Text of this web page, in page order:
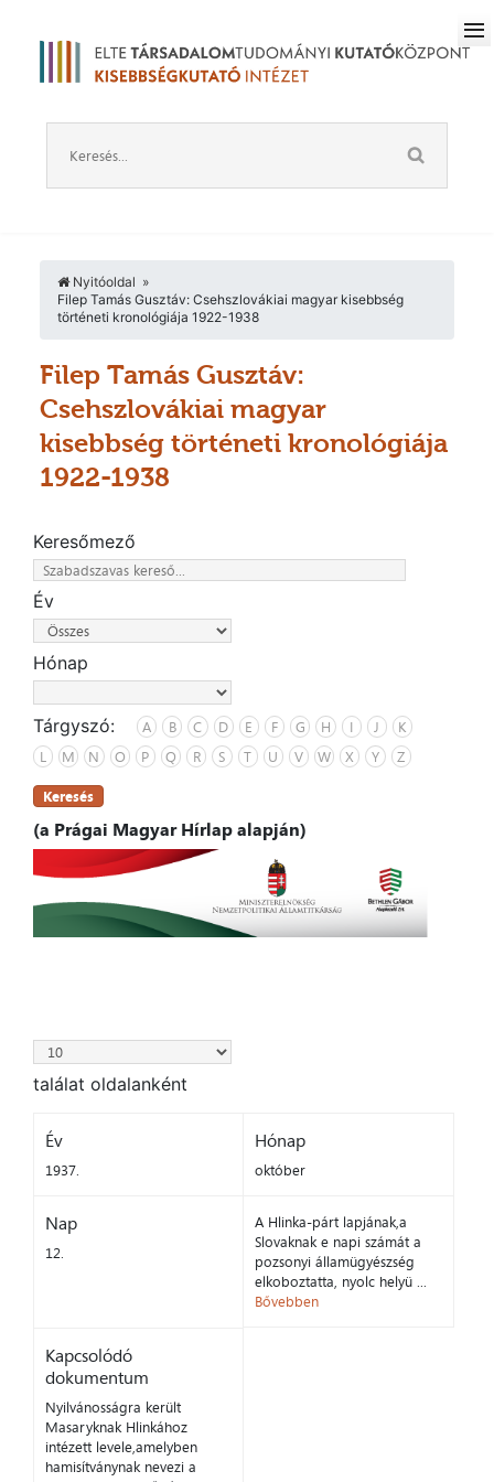
Nyitóoldal
Filep Tamás Gusztáv: Csehszlovákiai magyar kisebbség
történeti kronológiája 1922-1938
Filep Tamás Gusztáv:
Csehszlovákiai magyar
kisebbség történeti kronológiája
1922-1938
Keresőmező
Év
Hónap
Tárgyszó: A B C D E F G H I J
K
L
M N O P Q R S T U V W X Y Z
Keresés
(a Prágai Magyar Hírlap alapján)
találat oldalanként
Év
1937.
Hónap
október
Nap
12.
A Hlinka-párt lapjának,a
Slovaknak e napi számát a
pozsonyi államügyészség
elkoboztatta, nyolc helyü ...
Bővebben
Kapcsolódó
dokumentum
Nyilvánosságra került
Masaryknak Hlinkához
intézett levele,amelyben
hamisítványnak nevezi a